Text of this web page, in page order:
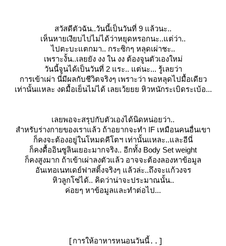
สวัสดีตัวฉัน..วันนี้เป็นวันที่ 9 แล้วนะ..
เห็นหายเงียบไปไม่ได้ว่าหยุดหรอกนะ..แต่ว่า..
ไปตะบะแตกมา.. กระซิกๆ หลุดเผ่าชะ..
เพราะงั้น..เลยยัง งง ใน งง ต้องจูนตัวเองใหม่
วันนี้จูนได้เป็นวันที่ 2 แระ.. แต่นะ... รู้เลยว่า
การเข้าเผ่า นี่มีผลกับชีวิตจริงๆ เพราะว่า พอหลุดไปมื้อเดียว
เท่านั้นแหละ งดมื้อเย็นไม่ได้ เลยเว้ยยย หิวหนักระเบิดระเบ้อ...
เลยพอจะสรุปกับตัวเองได้นิดหน่อยว่า..
สำหรับร่างกายของเราแล้ว ถ้าอยากจะทำ IF เหมือนคนอื่นเขา
ก็คงจะต้องอยู่ในโหมดคีโตฯ เท่านั้นแหละ..และอีนี่
ก็คงดื้ออินซูลินเยอะมากจริง.. อีกทั้ง Body Set weight
ก็คงสูงมาก ถ้าเข้าเผ่าลงตัวแล้ว อาจจะต้องลองหาข้อมูล
อันเทอเนทเดย์ฟาสติ้งจริงๆ แล้วล่ะ..ถึงจะแก้วงจร
หิวลูกโซ่ได้.. คิดว่าน่าจะประมาณนั้น..
ค่อยๆ หาข้อมูลและทำต่อไป...
การให้อาหารหนอนวันนี้..